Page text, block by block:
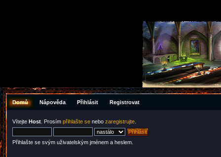
Domů Nápověda Přihlásit Registrovat
Vítejte Host . Prosím přihlašte se nebo zaregistrujte
Přihlašte se svým uživatelským jménem a heslem.